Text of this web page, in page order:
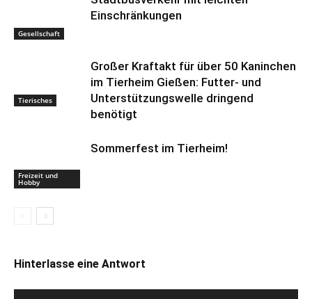
Gesellschaft
Einschränkungen
Tierisches
Großer Kraftakt für über 50 Kaninchen
im Tierheim Gießen: Futter- und
Unterstützungswelle dringend
benötigt
Freizeit und
Hobby
Sommerfest im Tierheim!
Hinterlasse eine Antwort